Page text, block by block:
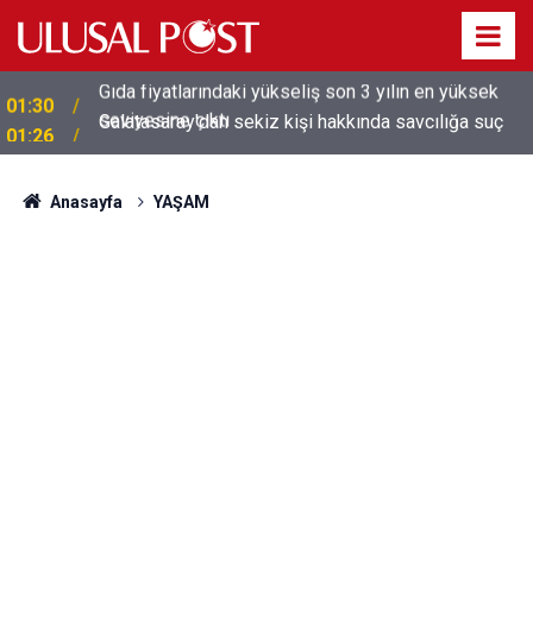
01:26
Galatasaray'dan sekiz kişi hakkında savcılığa suç
duyurusu
Anasayfa YAŞAM